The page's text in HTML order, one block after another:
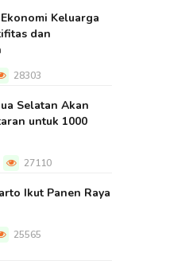
Keluarga
dan
28303
Selatan Akan
untuk 1000
27110
Ikut Panen Raya
25565